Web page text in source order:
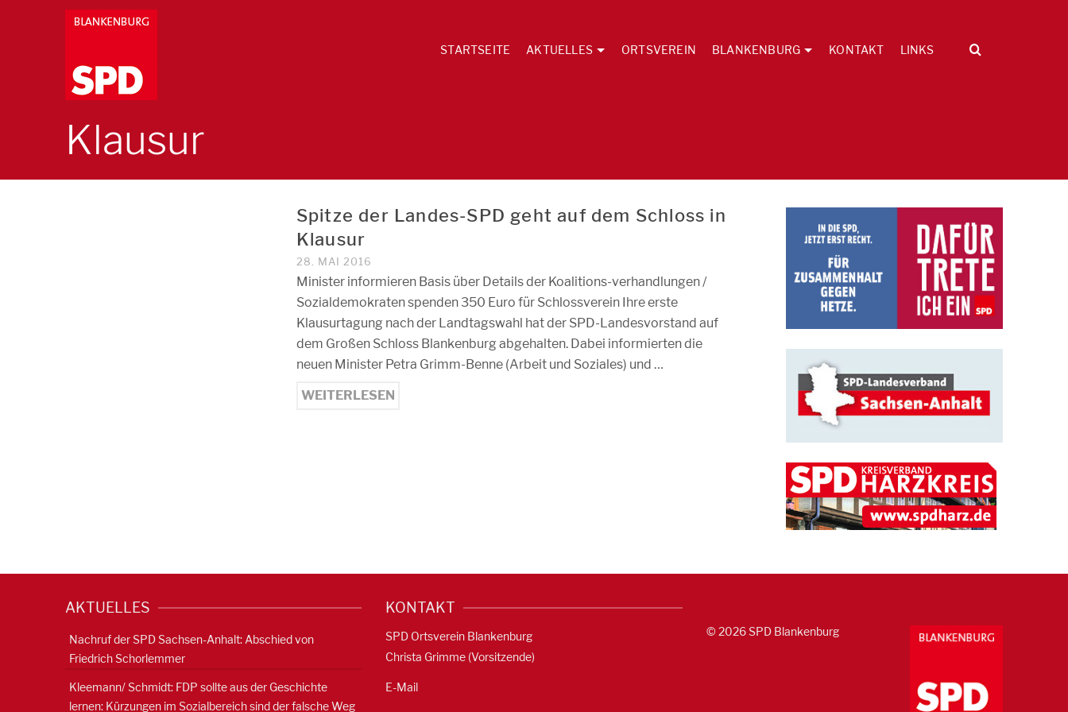
STARTSEITE AKTUELLES ORTSVEREIN BLANKENBURG KONTAKT LINKS
Klausur
Spitze der Landes-SPD geht auf dem Schloss in
Klausur
28. MAI 2016
Minister informieren Basis über Details der Koalitions-verhandlungen /
Sozialdemokraten spenden 350 Euro für Schlossverein Ihre erste
Klausurtagung nach der Landtagswahl hat der SPD-Landesvorstand auf
dem Großen Schloss Blankenburg abgehalten. Dabei informierten die
neuen Minister Petra Grimm-Benne (Arbeit und Soziales) und …
WEITERLESEN
AKTUELLES
Nachruf der SPD Sachsen-Anhalt: Abschied von
Friedrich Schorlemmer
Kleemann/ Schmidt: FDP sollte aus der Geschichte
lernen: Kürzungen im Sozialbereich sind der falsche Weg
KONTAKT
SPD Ortsverein Blankenburg
Christa Grimme (Vorsitzende)
E-Mail
© 2026 SPD Blankenburg